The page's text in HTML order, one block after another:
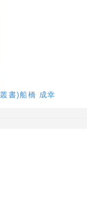
書)船橋 成幸